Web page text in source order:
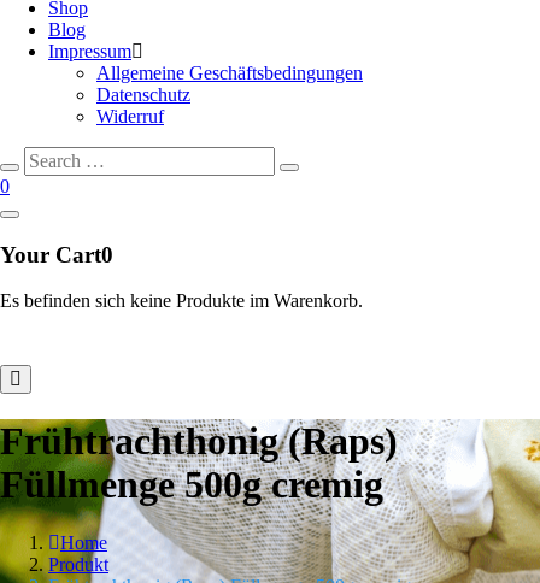
Shop
Blog
Impressum
Allgemeine Geschäftsbedingungen
Datenschutz
Widerruf
Search
for:
Search
0
Your Cart0
Es befinden sich keine Produkte im Warenkorb.
Frühtrachthonig (Raps)
Füllmenge 500g cremig
Home
Produkt